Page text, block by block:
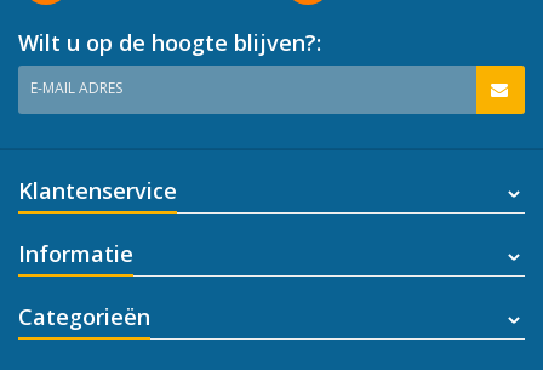
Wilt u op de hoogte blijven?:
E-MAIL ADRES
Klantenservice
Informatie
Categorieën